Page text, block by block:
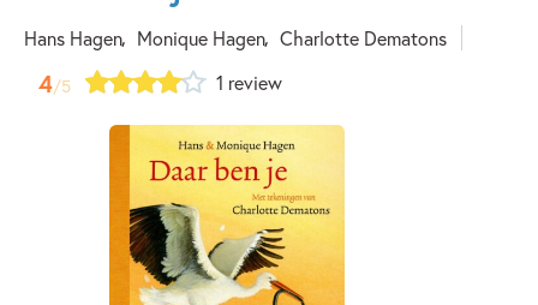
Hans Hagen Monique Hagen Charlotte Dematons
4/5 1 review